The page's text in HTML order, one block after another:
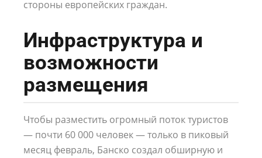
стороны европейских граждан.
Инфраструктура и
возможности
размещения
Чтобы разместить огромный поток туристов
— почти 60 000 человек — только в пиковый
месяц февраль, Банско создал обширную и